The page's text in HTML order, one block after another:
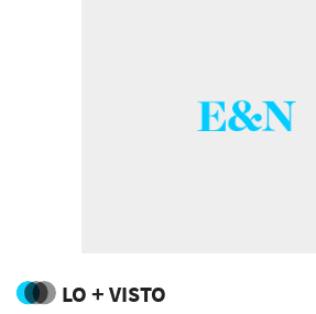
LO + VISTO